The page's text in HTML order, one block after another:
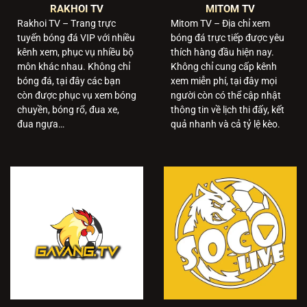
nhu cầu cho hàng triệu khách hàng. Với hệ thống giải đấu
bóng đá hấp dẫn bậc nhất hành tinh như World Cup, Euro,…
đây luôn là nơi có lượng người xem cao top đầu tại Việt
Nam.
Mục tiêu trong tương lai
Với những thành tựu đã xây dựng được từ trước tới nay,
Đặc biệt trong tương lai hệ thống sẽ còn cập nhật thêm
nhiều tính năng mới, nhằm thỏa mãn nhu cầu của nhiều
khách hàng nhất có thể. Bên cạnh đó nhà phát hành cũng
cam kết sẽ nghiên cứu để cải tiến thêm chất dược dịch vụ,
từ đó đem đến trải nghiệm trọn vẹn nhất cho khách hàng.
Những tiện ích được cung cấp tại CAKHIATV 1
RAKHOI TV
Rakhoi TV – Trang trực
tuyến bóng đá VIP với nhiều
kênh xem, phục vụ nhiều bộ
môn khác nhau. Không chỉ
bóng đá, tại đây các bạn
còn được phục vụ xem bóng
chuyền, bóng rổ, đua xe,
đua ngựa…
MITOM TV
Mitom TV – Địa chỉ xem
bóng đá trực tiếp được yêu
thích hàng đầu hiện nay.
Không chỉ cung cấp kênh
xem miễn phí, tại đây mọi
người còn có thể cập nhật
thông tin về lịch thi đấy, kết
quả nhanh và cả tỷ lệ kèo.